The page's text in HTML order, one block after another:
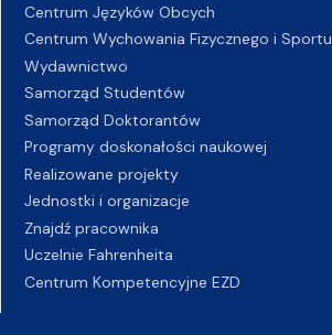
Centrum Języków Obcych
Centrum Wychowania Fizycznego i Sportu
Wydawnictwo
Samorząd Studentów
Samorząd Doktorantów
Programy doskonałości naukowej
Realizowane projekty
Jednostki i organizacje
Znajdź pracownika
Uczelnie Fahrenheita
Centrum Kompetencyjne EZD